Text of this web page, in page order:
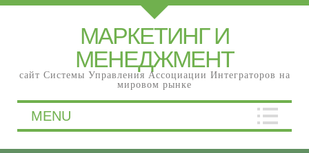
МАРКЕТИНГ И
МЕНЕДЖМЕНТ
сайт Системы Управления Ассоциации Интеграторов на
мировом рынке
MENU